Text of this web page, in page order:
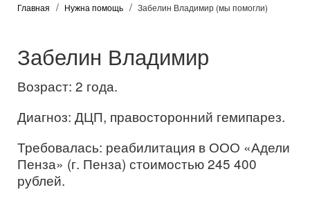
Главная Нужна помощь Забелин Владимир (мы помогли)
Забелин Владимир
Возраст: 2 года.
Диагноз: ДЦП, правосторонний гемипарез.
Требовалась: реабилитация в ООО «Адели
Пенза» (г. Пенза) стоимостью 245 400
рублей.